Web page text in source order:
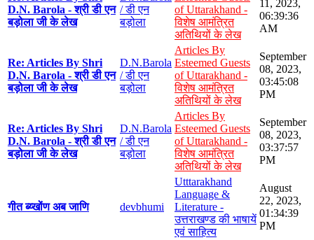
D.N. Barola - श्री डी एन
बड़ोला जी के लेख
/ डी एन
बड़ोला
of Uttarakhand -
विशेष आमंत्रित
अतिथियों के लेख
11, 2023,
06:39:36
AM
Re: Articles By Shri
D.N. Barola - श्री डी एन
बड़ोला जी के लेख
D.N.Barola
/ डी एन
बड़ोला
Articles By
Esteemed Guests
of Uttarakhand -
विशेष आमंत्रित
अतिथियों के लेख
September
08, 2023,
03:45:08
PM
Re: Articles By Shri
D.N. Barola - श्री डी एन
बड़ोला जी के लेख
D.N.Barola
/ डी एन
बड़ोला
Articles By
Esteemed Guests
of Uttarakhand -
विशेष आमंत्रित
अतिथियों के लेख
September
08, 2023,
03:37:57
PM
गीत ब्य्खोंण अब जाणि devbhumi
Utttarakhand
Language &
Literature -
उत्तराखण्ड की भाषायें
एवं साहित्य
August
22, 2023,
01:34:39
PM